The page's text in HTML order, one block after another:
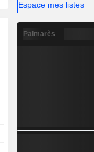
Espace mes listes
Palmarès